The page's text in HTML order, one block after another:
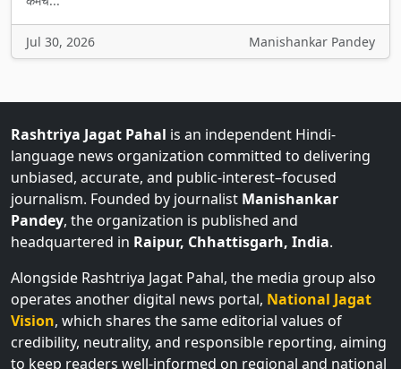
Jul 30, 2026 Manishankar Pandey
language news organization committed to delivering
unbiased, accurate, and public-interest–focused
journalism. Founded by journalistManishankar
Pandey, the organization is published and
headquartered inRaipur, Chhattisgarh, India
Alongside Rashtriya Jagat Pahal, the media group also
operates another digital news portal,National Jagat
Vision, which shares the same editorial values of
credibility, neutrality, and responsible reporting, aiming
to keep readers well-informed on regional and national
issues.